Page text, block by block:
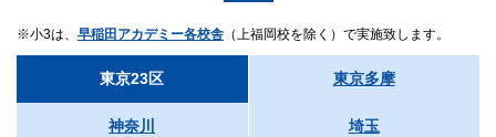
費用
無料
小3は、 早稲田アカデミー各校舎 （上福岡校を除く）で実施致します。
東京23区 東京多摩
神奈川 埼玉